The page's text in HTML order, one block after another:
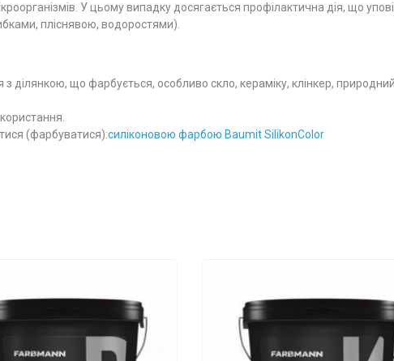
У цьому випадку досягається профілактична дія, що
пліснявою, водоростями).
ділянкою, що фарбується, особливо скло, кераміку, клінкер,
(фарбуватися):силіконовою фарбою Baumit SilikonColor